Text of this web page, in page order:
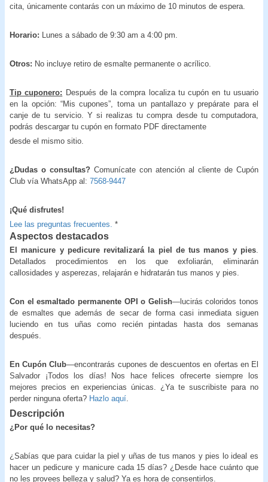
cita, únicamente contarás con un máximo de 10 minutos de espera.
Horario: Lunes a sábado de 9:30 am a 4:00 pm.
Otros: No incluye retiro de esmalte permanente o acrílico.
Tip cuponero: Después de la compra localiza tu cupón en tu usuario
en la opción: “Mis cupones”, toma un pantallazo y prepárate para el
canje de tu servicio. Y si realizas tu compra desde tu computadora,
podrás descargar tu cupón en formato PDF directamente
desde el mismo sitio.
¿Dudas o consultas? Comunícate con atención al cliente de Cupón
Club vía WhatsApp al: 7568-9447
¡Qué disfrutes!
Lee las preguntas frecuentes. *
Aspectos destacados
El manicure y pedicure revitalizará la piel de tus manos y pies
Detallados procedimientos en los que exfoliarán, eliminarán
callosidades y asperezas, relajarán e hidratarán tus manos y pies.
Con el esmaltado permanente OPI o Gelish—lucirás coloridos tonos
de esmaltes que además de secar de forma casi inmediata siguen
luciendo en tus uñas como recién pintadas hasta dos semanas
después.
En Cupón Club—encontrarás cupones de descuentos en ofertas en El
Salvador ¡Todos los días! Nos hace felices ofrecerte siempre los
mejores precios en experiencias únicas. ¿Ya te suscribiste para no
perder ninguna oferta? Hazlo aquí
Descripción
¿Por qué lo necesitas?
¿Sabías que para cuidar la piel y uñas de tus manos y pies lo ideal es
hacer un pedicure y manicure cada 15 días? ¿Desde hace cuánto que
no les provees belleza y salud? Ya es hora de consentirlos.